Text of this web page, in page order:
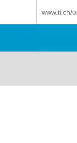
www.ti.ch/